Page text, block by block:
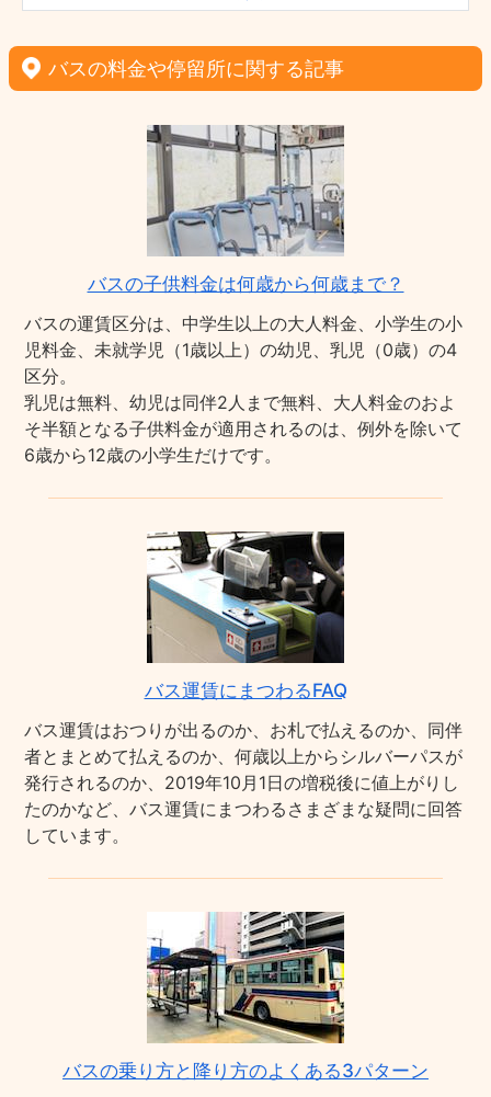
バスの料金や停留所に関する記事
バスの子供料金は何歳から何歳まで？
バスの運賃区分は、中学生以上の大人料金、小学生の小
児料金、未就学児（1歳以上）の幼児、乳児（0歳）の4
区分。
乳児は無料、幼児は同伴2人まで無料、大人料金のおよ
そ半額となる子供料金が適用されるのは、例外を除いて
6歳から12歳の小学生だけです。
バス運賃にまつわるFAQ
バス運賃はおつりが出るのか、お札で払えるのか、同伴
者とまとめて払えるのか、何歳以上からシルバーパスが
発行されるのか、2019年10月1日の増税後に値上がりし
たのかなど、バス運賃にまつわるさまざまな疑問に回答
しています。
バスの乗り方と降り方のよくある3パターン